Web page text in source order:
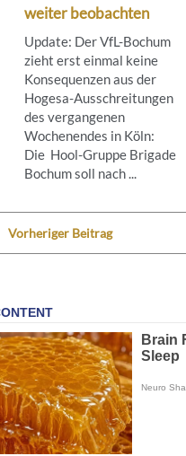
weiter beobachten
Update: Der VfL-Bochum
zieht erst einmal keine
Konsequenzen aus der
Hogesa-Ausschreitungen
des vergangenen
Wochenendes in Köln:
Die Hool-Gruppe Brigade
Bochum soll nach ...
Vorheriger Beitrag